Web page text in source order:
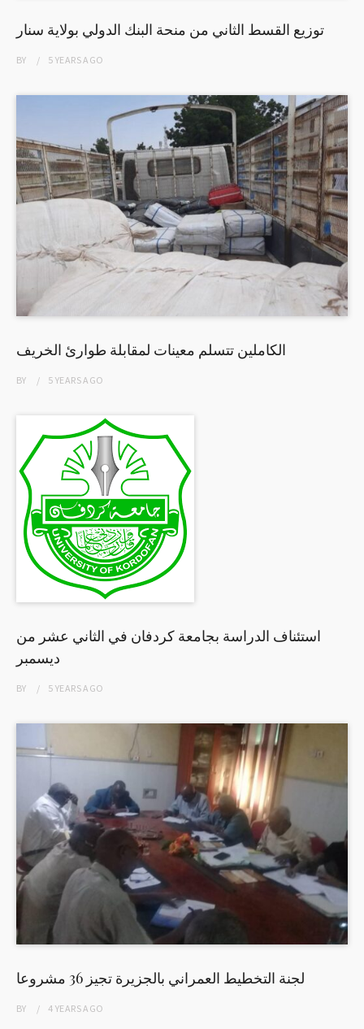
توزيع القسط الثاني من منحة البنك الدولي بولاية سنار
BY 5 YEARSAGO
الكاملين تتسلم معينات لمقابلة طوارئ الخريف
BY 5 YEARSAGO
استئناف الدراسة بجامعة كردفان في الثاني عشر من
ديسمبر
BY 5 YEARSAGO
لجنة التخطيط العمراني بالجزيرة تجيز 36 مشروعا
BY 4 YEARSAGO